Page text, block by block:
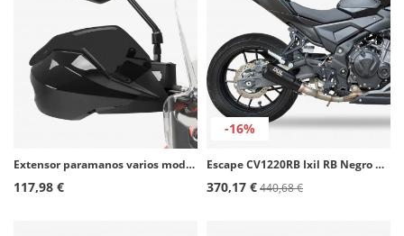
Extensor paramanos varios modelos de KTM color Ahumado oscuro de Puig
117,98 €
-16%
Escape CV1220RB Ixil RB Negro para Voge 500 DS / DSX, 500 R
370,17 €440,68 €